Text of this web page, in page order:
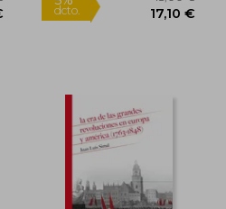
Blanda, Nuevo